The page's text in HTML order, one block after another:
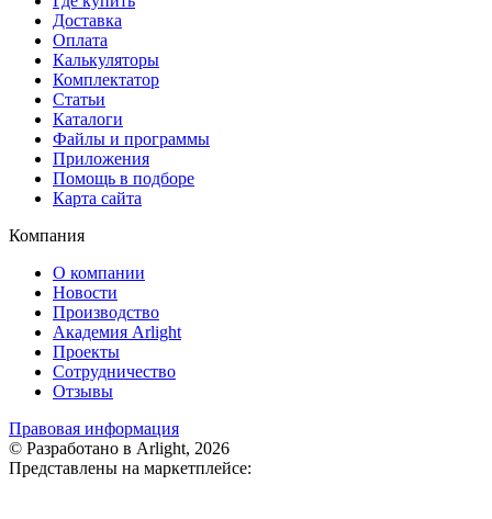
Доставка
Оплата
Калькуляторы
Комплектатор
Статьи
Каталоги
Файлы и программы
Приложения
Помощь в подборе
Карта сайта
Компания
О компании
Новости
Производство
Академия Arlight
Проекты
Сотрудничество
Отзывы
Правовая информация
© Разработано в Arlight, 2026
Представлены на маркетплейсе: